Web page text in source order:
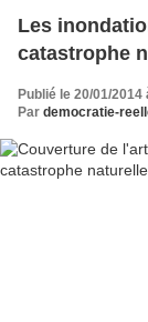
Les
catastrophe
Publié le 20/01/2014
Par democratie-